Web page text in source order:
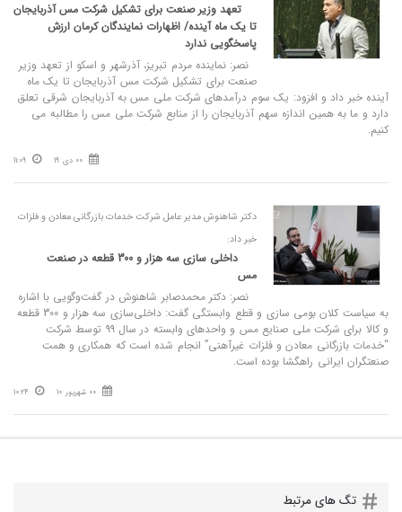
تعهد وزیر صنعت برای تشکیل شرکت مس آذربایجان
تا یک ماه آینده/ اظهارات نمایندگان کرمان ارزش
پاسخگویی ندارد
نصر: نماینده مردم تبریز، آذرشهر و اسکو از تعهد وزیر
صنعت برای تشکیل شرکت مس آذربایجان تا یک ماه
آینده خبر داد و افزود: یک سوم درآمدهای شرکت ملی مس به آذربایجان شرقی تعلق
دارد و ما به همین اندازه سهم آذربایجان را از منابع شرکت ملی مس را مطالبه می
کنیم.
00 دی 19 11:09
دکتر شاهنوش مدیر عامل شرکت خدمات بازرگانی معادن و فلزات
خبر داد:
داخلی سازی سه هزار و 300 قطعه در صنعت
مس
نصر: دکتر محمدصابر شاهنوش در گفت‌وگویی با اشاره
به سیاست کلان بومی سازی و قطع وابستگی گفت: داخلی‌سازی سه هزار و 300 قطعه
و کالا برای شرکت ملی صنایع مس و واحدهای وابسته در سال ۹۹ توسط شرکت
“خدمات بازرگانی معادن و فلزات غیرآهنی” انجام شده است که همکاری و همت
صنعتگران ایرانی راهگشا بوده است.
00 شهریور 10 10:24
تگ های مرتبط